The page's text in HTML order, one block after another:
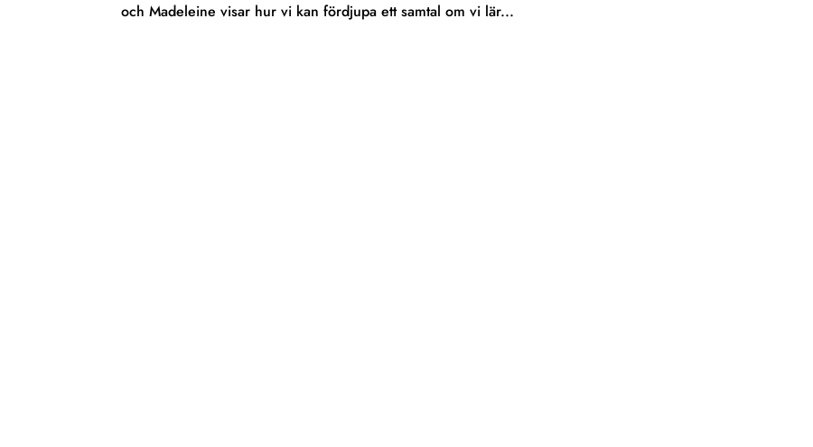
och Madeleine visar hur vi kan fördjupa ett samtal om vi lär...